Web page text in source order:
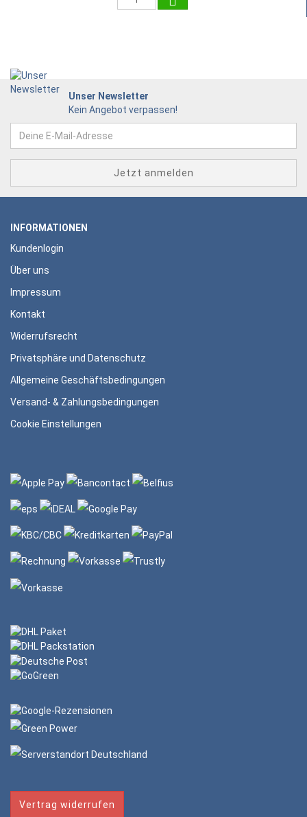
Unser Newsletter
Kein Angebot verpassen!
INFORMATIONEN
Kundenlogin
Über uns
Impressum
Kontakt
Widerrufsrecht
Privatsphäre und Datenschutz
Allgemeine Geschäftsbedingungen
Versand- & Zahlungsbedingungen
Cookie Einstellungen
Vertrag widerrufen